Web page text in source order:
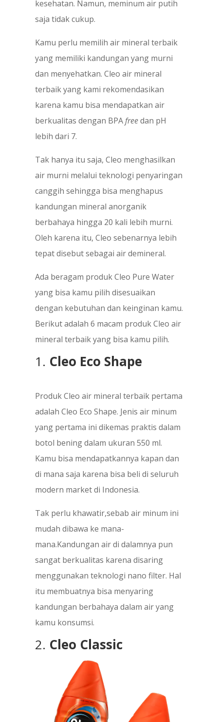
kesehatan. Namun, meminum air putih
saja tidak cukup.
Kamu perlu memilih air mineral terbaik
yang memiliki kandungan yang murni
dan menyehatkan. Cleo air mineral
terbaik yang kami rekomendasikan
karena kamu bisa mendapatkan air
berkualitas dengan BPAfreedan pH
lebih dari 7.
Tak hanya itu saja, Cleo menghasilkan
air murni melalui teknologi penyaringan
canggih sehingga bisa menghapus
kandungan mineral anorganik
berbahaya hingga 20 kali lebih murni.
Oleh karena itu, Cleo sebenarnya lebih
tepat disebut sebagai air demineral.
Ada beragam produk Cleo Pure Water
yang bisa kamu pilih disesuaikan
dengan kebutuhan dan keinginan kamu.
Berikut adalah 6 macam produk Cleo air
mineral terbaik yang bisa kamu pilih.
1. Cleo Eco Shape
Produk Cleo air mineral terbaik pertama
adalah Cleo Eco Shape. Jenis air minum
yang pertama ini dikemas praktis dalam
botol bening dalam ukuran 550 ml.
Kamu bisa mendapatkannya kapan dan
di mana saja karena bisa beli di seluruh
modern market di Indonesia.
Tak perlu khawatir,sebab air minum ini
mudah dibawa ke mana-
mana.Kandungan air di dalamnya pun
sangat berkualitas karena disaring
menggunakan teknologi nano filter. Hal
itu membuatnya bisa menyaring
kandungan berbahaya dalam air yang
kamu konsumsi.
2. Cleo Classic